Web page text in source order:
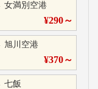
女満別空港
¥290～
旭川空港
¥370～
七飯